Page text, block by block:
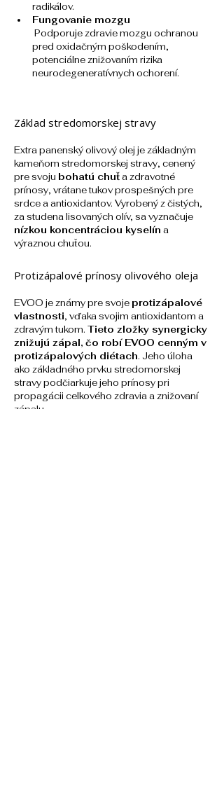
radikálov.
Fungovanie mozgu
pred oxidačným poškodením,
potenciálne znižovaním rizika
neurodegeneratívnych ochorení.
Základ stredomorskej stravy
Extra panenský olivový olej je základným
kameňom stredomorskej stravy, cenený
pre svoju bohatú chuť a zdravotné
prínosy, vrátane tukov prospešných pre
srdce a antioxidantov. Vyrobený z čistých,
za studena lisovaných olív, sa vyznačuje
nízkou koncentráciou kyselín a
výraznou chuťou.
Protizápalové prínosy olivového oleja
EVOO je známy pre svoje protizápalové
vlastnosti, vďaka svojim antioxidantom a
zdravým tukom. Tieto zložky synergicky
znižujú zápal, čo robí EVOO cenným v
protizápalových diétach. Jeho úloha
ako základného prvku stredomorskej
stravy podčiarkuje jeho prínosy pri
propagácii celkového zdravia a znižovaní
zápalu.